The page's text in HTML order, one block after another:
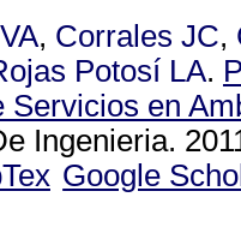
, Corrales JC,
Potosí LA.
Servicios en
Ingenieria.
Google